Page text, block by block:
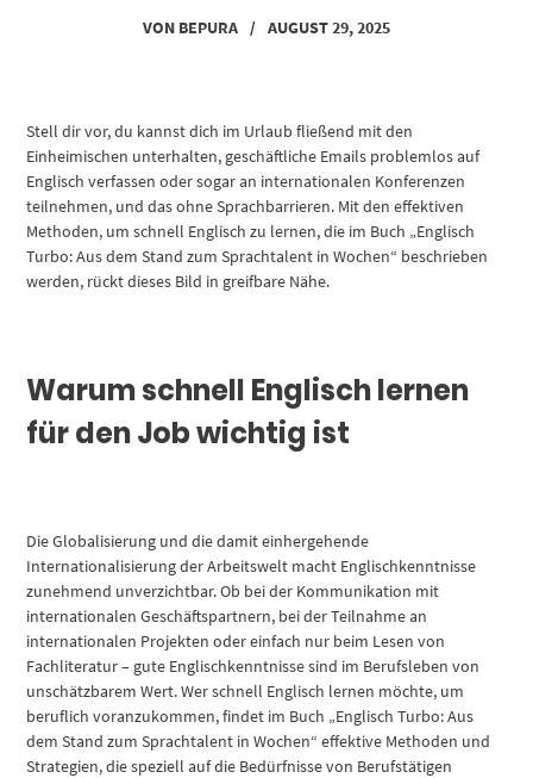
VON BEPURA / AUGUST 29, 2025
Stell dir vor, du kannst dich im Urlaub fließend mit den
Einheimischen unterhalten, geschäftliche Emails problemlos auf
Englisch verfassen oder sogar an internationalen Konferenzen
teilnehmen, und das ohne Sprachbarrieren. Mit den effektiven
Methoden, um schnell Englisch zu lernen, die im Buch „Englisch
Turbo: Aus dem Stand zum Sprachtalent in Wochen“ beschrieben
werden, rückt dieses Bild in greifbare Nähe.
Warum schnell Englisch lernen
für den Job wichtig ist
Die Globalisierung und die damit einhergehende
Internationalisierung der Arbeitswelt macht Englischkenntnisse
zunehmend unverzichtbar. Ob bei der Kommunikation mit
internationalen Geschäftspartnern, bei der Teilnahme an
internationalen Projekten oder einfach nur beim Lesen von
Fachliteratur – gute Englischkenntnisse sind im Berufsleben von
unschätzbarem Wert. Wer schnell Englisch lernen möchte, um
beruflich voranzukommen, findet im Buch „Englisch Turbo: Aus
dem Stand zum Sprachtalent in Wochen“ effektive Methoden und
Strategien, die speziell auf die Bedürfnisse von Berufstätigen